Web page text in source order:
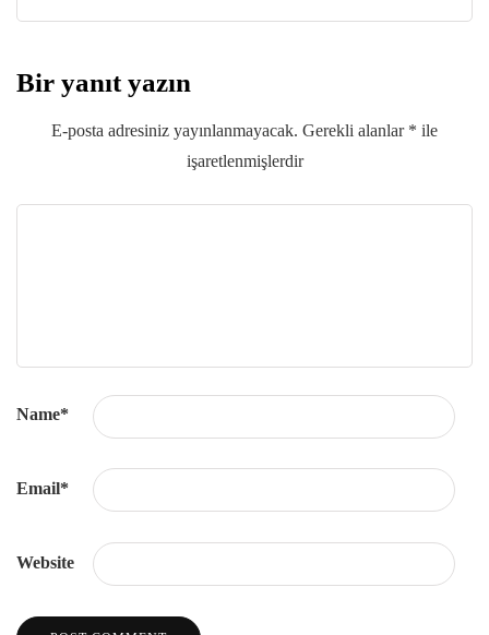
Bir yanıt yazın
E-posta adresiniz yayınlanmayacak. Gerekli alanlar * ile
işaretlenmişlerdir
Name*
Email*
Website